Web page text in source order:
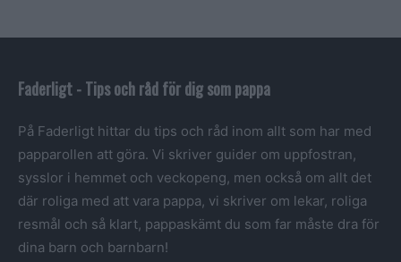
Faderligt - Tips och råd för dig som pappa
På Faderligt hittar du tips och råd inom allt som har med
papparollen att göra. Vi skriver guider om uppfostran,
sysslor i hemmet och veckopeng, men också om allt det
där roliga med att vara pappa, vi skriver om lekar, roliga
resmål och så klart, pappaskämt du som far måste dra för
dina barn och barnbarn!